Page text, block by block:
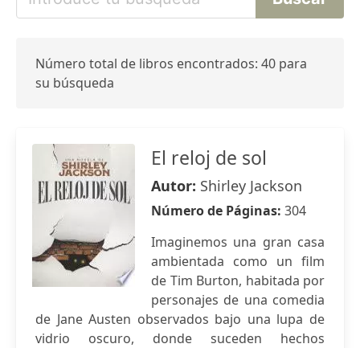
Número total de libros encontrados: 40 para
su búsqueda
El reloj de sol
Autor: Shirley Jackson
Número de Páginas: 304
Imaginemos una gran casa
ambientada como un film
de Tim Burton, habitada por
personajes de una comedia
de Jane Austen observados bajo una lupa de
vidrio oscuro, donde suceden hechos